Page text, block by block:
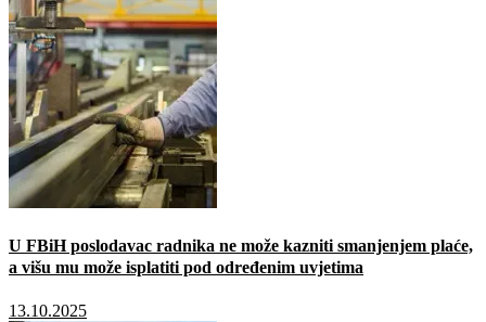
U FBiH poslodavac radnika ne može kazniti smanjenjem plaće,
a višu mu može isplatiti pod određenim uvjetima
13.10.2025